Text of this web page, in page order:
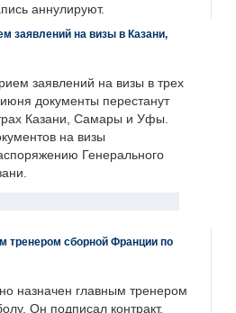
аннулируют.
заявлений на визы в Казани,
заявлений на визы в трех
документы перестанут
Казани, Самары и Уфы.
на визы
Генерального
тренером сборной Франции по
назначен главным тренером
Он подписал контракт,